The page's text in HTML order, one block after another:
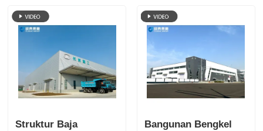
Struktur Baja
Bangunan Bengkel